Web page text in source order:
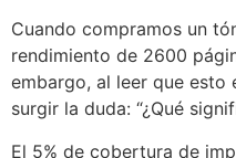
Cuando compramos un
rendimiento de 2600
embargo, al leer que esto
surgir la duda: “¿Qué
El 5% de cobertura de